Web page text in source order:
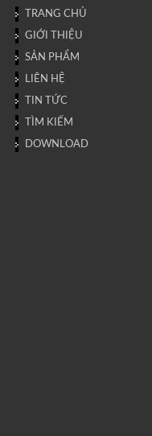
TRANG CHỦ
GIỚI THIỆU
SẢN PHẨM
LIÊN HỆ
TIN TỨC
TÌM KIẾM
DOWNLOAD